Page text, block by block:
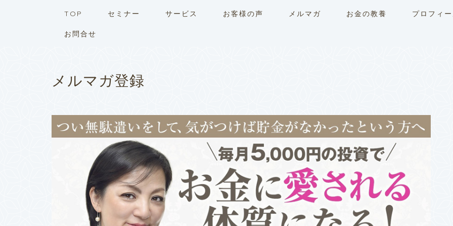
TOP セミナー サービス お客様の声 メルマガ お金の教養 プロフィ
お問合せ
メルマガ登録